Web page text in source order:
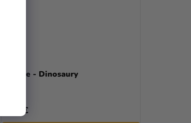
Taniere - Dinosaury
3,49 €